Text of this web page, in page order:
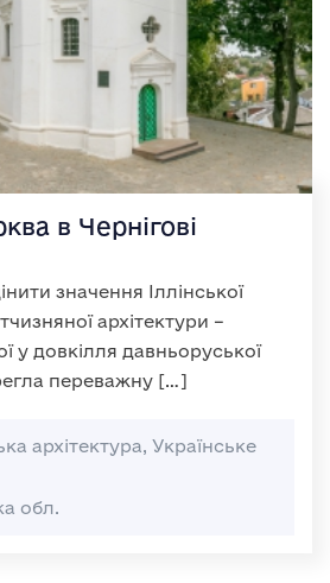
в Чернігові
значення Іллінської
архітектури –
у довкілля давньоруської
переважну […]
архітектура, Українське
обл.